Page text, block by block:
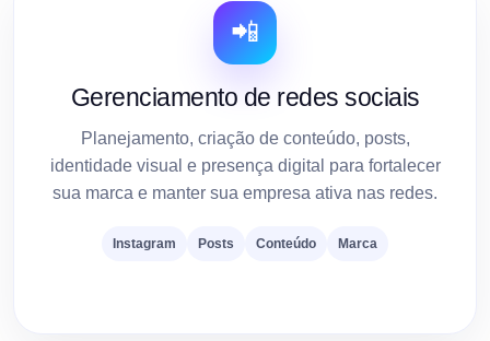
📲
Gerenciamento de redes sociais
Planejamento, criação de conteúdo, posts,
identidade visual e presença digital para fortalecer
sua marca e manter sua empresa ativa nas redes.
Instagram Posts Conteúdo Marca